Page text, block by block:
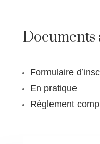
Documents
Formulaire
En pratique
Règlement